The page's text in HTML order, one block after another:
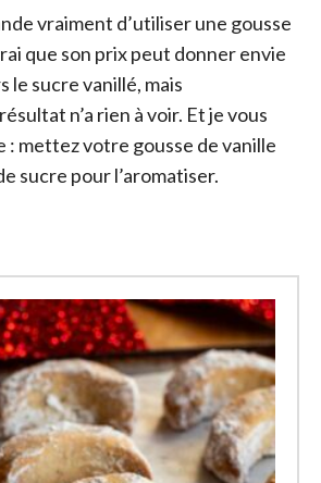
vraiment d’utiliser une gousse
que son prix peut donner envie
le sucre vanillé, mais
n’a rien à voir. Et je vous
: mettez votre gousse de vanille
sucre pour l’aromatiser.